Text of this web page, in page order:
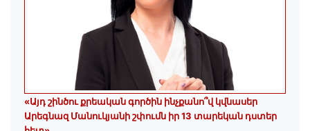
«Այդ շինծու քրեական գործին ինչքանո՞վ կվնասեր
Արեգնազ Մանուկյանի շփումն իր 13 տարեկան դստեր